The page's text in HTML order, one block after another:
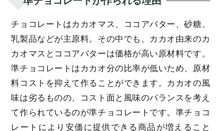
チョコレートはカカオマス、ココアバター、砂糖、
乳製品などが主原料。その中でも、カカオ由来のカ
カオマスとココアバターは価格が高い原材料です。
準チョコレートはカカオ分の比率が低いため、原材
料コストを抑えて作ることができます。カカオの風
味は劣るものの、コスト面と風味のバランスを考え
て作られているのが準チョコレートです。準チョコ
レートにより安価に提供できる商品が増えること